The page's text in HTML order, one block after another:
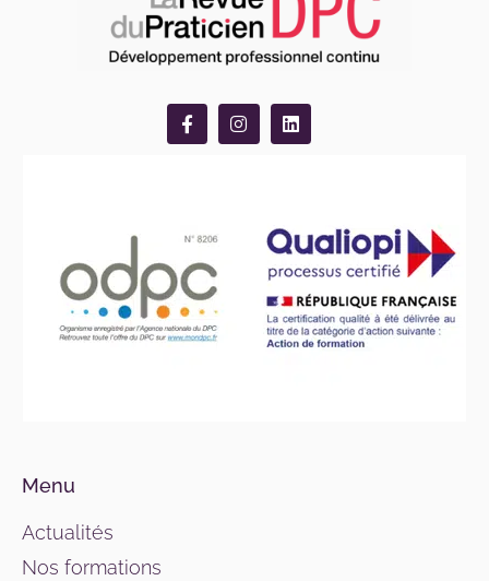
Menu
Actualités
Nos formations